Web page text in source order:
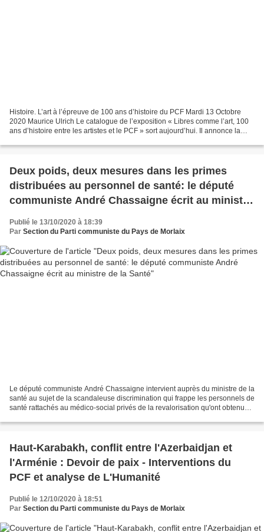
Histoire. L’art à l’épreuve de 100 ans d’histoire du PCF Mardi 13 Octobre
2020 Maurice Ulrich Le catalogue de l’exposition « Libres comme l’art, 100
ans d’histoire entre les artistes et le PCF » sort aujourd’hui. Il annonce la
Deux poids, deux mesures dans les primes
distribuées au personnel de santé: le député
communiste André Chassaigne écrit au ministre
Publié le 13/10/2020 à 18:39
Par Section du Parti communiste du Pays de Morlaix
Le député communiste André Chassaigne intervient auprès du ministre de la
santé au sujet de la scandaleuse discrimination qui frappe les personnels de
santé rattachés au médico-social privés de la revalorisation qu'ont obtenue
Haut-Karabakh, conflit entre l'Azerbaidjan et
l'Arménie : Devoir de paix - Interventions du
PCF et analyse de L'Humanité
Publié le 12/10/2020 à 18:51
Par Section du Parti communiste du Pays de Morlaix